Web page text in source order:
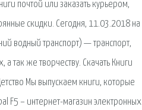
почтой или заказать курьером,
скидки. Сегодня, 11.03.2018 на
водный транспорт) — транспорт,
так же творчеству. Скачать Книги
Мы выпускаем книги, которые
F5 – интернет-магазин электронных